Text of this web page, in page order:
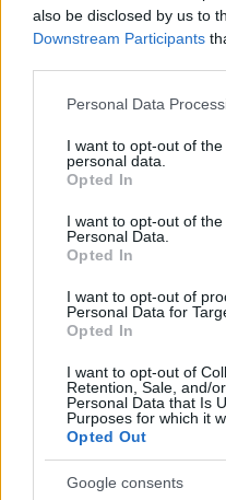
also be disclosed by us to
Downstream Participants
Please note that this
not limited to your visit or
grant or deny consent to
use your data for below
consent section.
Personal Data
I want to opt-out of
personal data.
Opted In
I want to opt-out of
Personal Data.
Opted In
I want to opt-out of
Personal Data for
Opted In
I want to opt-out of
Retention, Sale, and/
Personal Data that Is
Purposes for which it
Opted Out
Google consents
Kispesten – hiszen a
adták a legtöbb edzőt
Giuseppe Sannino és a
szövetségi kapitánya,
feketéket.
„Mindenek előtt
stábnak, az edzőknek
abban, hogy a klub
szerepelhet. Ami
megtiszteltetés
edzőként dolgozhatok
jelentőségű klubnál.
a tulajdonos úrnak,
bizalmukért. Ígérem,
tapasztalatomat a
érdekében, hogy